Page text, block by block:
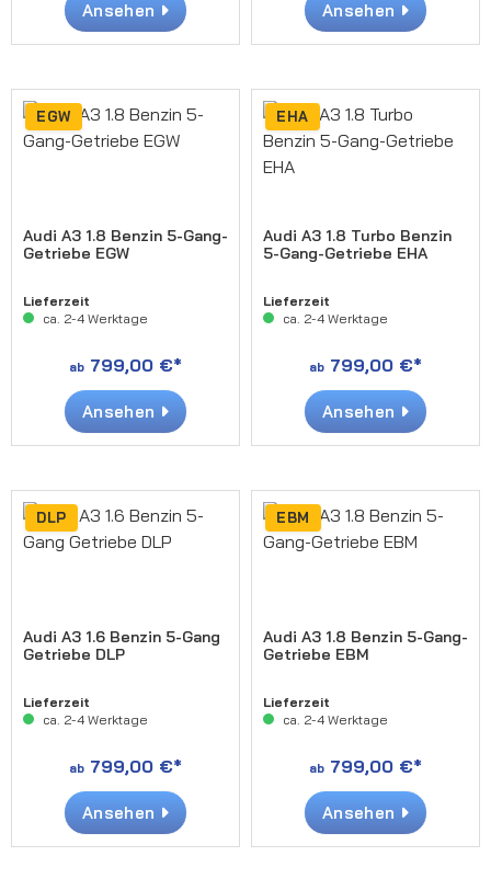
Ansehen Ansehen
EGW
Audi A3 1.8 Benzin 5-Gang-
Getriebe EGW
Lieferzeit
ca. 2-4 Werktage
ab 799,00 €*
Ansehen
EHA
Audi A3 1.8 Turbo Benzin
5-Gang-Getriebe EHA
Lieferzeit
ca. 2-4 Werktage
ab 799,00 €*
Ansehen
DLP
Audi A3 1.6 Benzin 5-Gang
Getriebe DLP
Lieferzeit
ca. 2-4 Werktage
ab 799,00 €*
Ansehen
EBM
Audi A3 1.8 Benzin 5-Gang-
Getriebe EBM
Lieferzeit
ca. 2-4 Werktage
ab 799,00 €*
Ansehen